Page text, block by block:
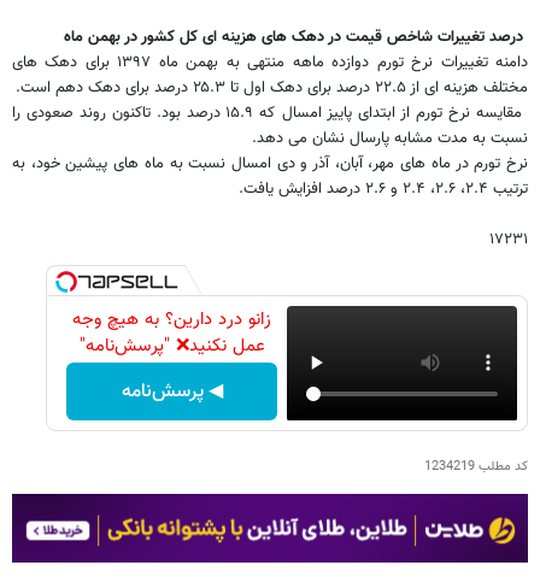
درصد تغییرات شاخص قیمت در دهک های هزینه ای کل کشور در بهمن ماه
دامنه تغییرات نرخ تورم دوازده ماهه منتهی به بهمن ماه ١٣٩٧ برای دهک های
مختلف هزینه ای از ۲۲.۵ درصد برای دهک اول تا ۲۵.۳ درصد برای دهک دهم است.
مقایسه نرخ تورم از ابتدای پاییز امسال که ۱۵.۹ درصد بود. تاکنون روند صعودی را
نسبت به مدت مشابه پارسال نشان می دهد.
نرخ تورم در ماه های مهر، آبان، آذر و دی امسال نسبت به ماه های پیشین خود، به
ترتیب ۲.۴، ۲.۶، ۲.۴ و ۲.۶ درصد افزایش یافت.
۱۷۲۳۱
زانو درد دارین؟ به هیچ وجه
عمل نکنید❌ "پرسش‌نامه"
◀ پرسش‌نامه
کد مطلب1234219